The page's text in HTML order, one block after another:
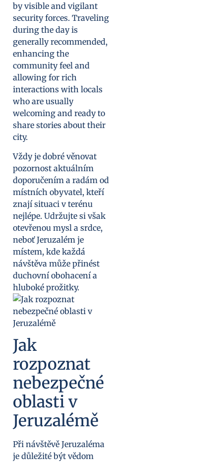
by visible and vigilant
security forces. Traveling
during the day is
generally recommended,
enhancing the
community feel and
allowing for rich
interactions with locals
who are usually
welcoming and ready to
share stories about their
city.
Vždy je dobré věnovat
pozornost aktuálním
doporučením a radám od
místních obyvatel, kteří
znají situaci v terénu
nejlépe. Udržujte si však
otevřenou mysl a srdce,
neboť Jeruzalém je
místem, kde každá
návštěva může přinést
duchovní obohacení a
hluboké prožitky.
Jak
rozpoznat
nebezpečné
oblasti v
Jeruzalémě
Při návštěvě Jeruzaléma
je důležité být vědom